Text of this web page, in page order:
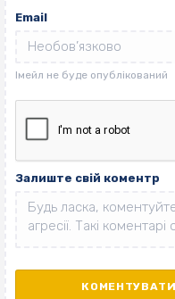
Email
Залиште свій коментр